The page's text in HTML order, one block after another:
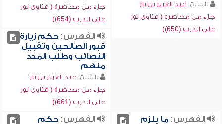
للشيخ: عبد العزيز بن باز
جزء من محاضرة ( فتاوى نور
على الدرب (650))
جزء من محاضرة ( فتاوى نور
على الدرب (654))
الفهرس:حكم زيارة
قبور الصالحين وتقبيل
النصائب وطلب المدد
منهم
للشيخ: عبد العزيز بن باز
جزء من محاضرة ( فتاوى نور
على الدرب (661))
الفهرس:ما يلزم
الفهرس:حكم